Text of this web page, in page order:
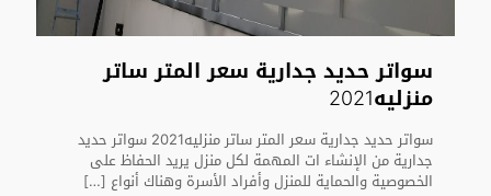
سواتر حديد جدارية سعر المتر ساتر
منزليه2021
سواتر حديد جدارية سعر المتر ساتر منزليه2021 سواتر حديد
جدارية من الإنشاء ات المهمة لكل منزل يريد الحفاظ على
الخصوصية والحماية للمنزل وأفراد الأسرة وهناك أنواع […]